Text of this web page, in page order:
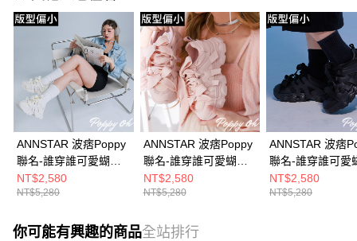
ANNSTAR 波痞Poppy
聯名-誰穿誰可愛蝴蝶
結綁帶厚底老爹鞋
5cm-白(版型偏小)
NT$2,580
NT$5,280
ANNSTAR 波痞Poppy
聯名-誰穿誰可愛蝴蝶
結綁帶厚底老爹鞋
5cm-粉(版型偏小)
NT$2,580
NT$5,280
ANNSTAR 波痞
聯名-誰穿誰可愛
結綁帶厚底老爹
5cm-黑(版型偏小
NT$2,580
NT$5,280
你可能有興趣的商品全站排行